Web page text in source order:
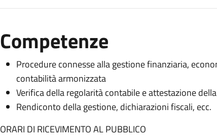
Competenze
Procedure connesse alla gestione finanziaria,
contabilità armonizzata
Verifica della regolarità contabile e attestazione
Rendiconto della gestione, dichiarazioni fiscali, ecc.
ORARI DI RICEVIMENTO AL PUBBLICO